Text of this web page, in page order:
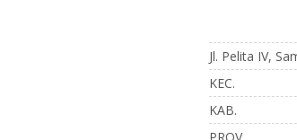
Jl. Pelita IV,
KEC.
KAB.